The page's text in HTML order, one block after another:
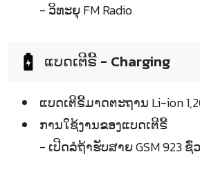
- ວິທະຍຸ FM Radio
ແບດເຕີຣີ້ - Charging
ແບດເຕີຣີ້ມາດຕະຖານ Li-ion
ການໃຊ້ງານຂອງແບດເຕີຣີ້
- ເປີດລໍຖ້າຮັບສາຍ GSM 923 ຊົ່